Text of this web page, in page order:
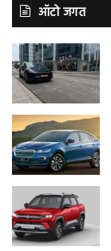
ऑटो जगत